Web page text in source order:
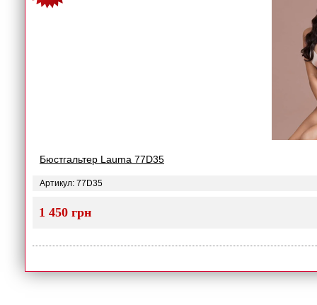
Бюстгальтер Lauma 77D35
Артикул: 77D35
1 450 грн